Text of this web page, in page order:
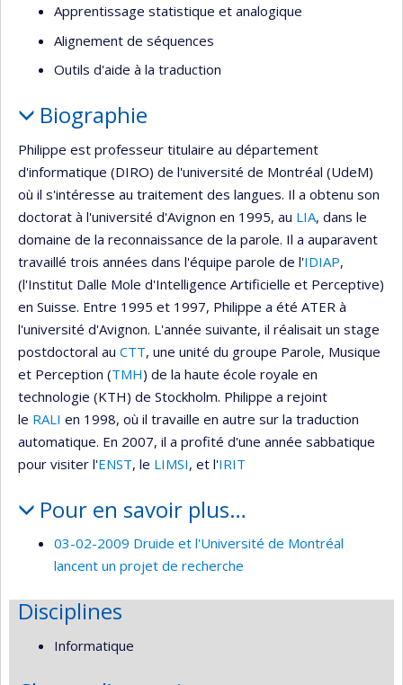
Apprentissage statistique et analogique
Alignement de séquences
Outils d'aide à la traduction
Biographie
Philippe est professeur titulaire au département
d'informatique (DIRO) de l'université de Montréal (UdeM)
où il s'intéresse au traitement des langues. Il a obtenu son
doctorat à l'université d'Avignon en 1995, au LIA, dans le
domaine de la reconnaissance de la parole. Il a auparavent
travaillé trois années dans l'équipe parole de l'IDIAP,
(l'Institut Dalle Mole d'Intelligence Artificielle et Perceptive)
en Suisse. Entre 1995 et 1997, Philippe a été ATER à
l'université d'Avignon. L'année suivante, il réalisait un stage
postdoctoral au CTT, une unité du groupe Parole, Musique
et Perception (TMH) de la haute école royale en
technologie (KTH) de Stockholm. Philippe a rejoint
le RALI en 1998, où il travaille en autre sur la traduction
automatique. En 2007, il a profité d'une année sabbatique
pour visiter l'ENST, le LIMSI, et l'IRIT
Pour en savoir plus…
03-02-2009 Druide et l'Université de Montréal
lancent un projet de recherche
Disciplines
Informatique